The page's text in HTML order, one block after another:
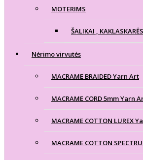
MOTERIMS
ŠALIKAI , KAKLASKARĖS
Nėrimo virvutės
MACRAME BRAIDED Yarn Art
MACRAME CORD 5mm Yarn
MACRAME COTTON LUREX
MACRAME COTTON